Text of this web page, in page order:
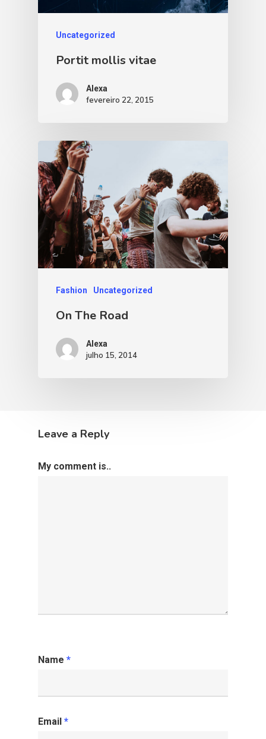
Uncategorized
Portit mollis vitae
Alexa
fevereiro 22, 2015
Fashion Uncategorized
On The Road
Alexa
julho 15, 2014
Leave a Reply
My comment is..
Name *
Email *